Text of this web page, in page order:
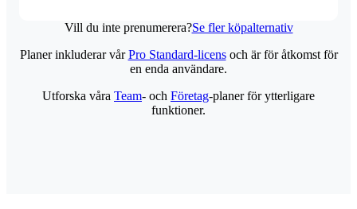
Vill du inte prenumerera?Se fler köpalternativ
Planer inkluderar vårPro Standard-licensoch är för åtkomst för
en enda användare.
Utforska våra Team- och Företag-planer för ytterligare
funktioner.